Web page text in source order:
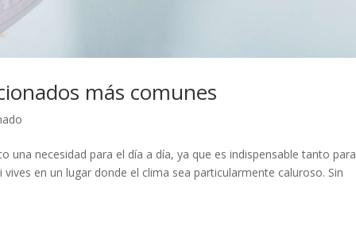
más comunes
una necesidad para el día a día, ya que es indispensable tanto
en un lugar donde el clima sea particularmente caluroso. Sin